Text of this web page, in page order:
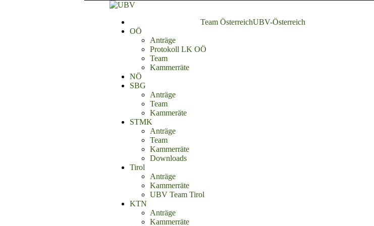
UBV-Österreich
Team Österreich
OÖ
Anträge
Protokoll LK OÖ
Team
Kammerräte
NÖ
SBG
Anträge
Team
Kammeräte
STMK
Anträge
Team
Kammerräte
Downloads
Tirol
Anträge
Kammerräte
UBV Team Tirol
KTN
Anträge
Kammerräte